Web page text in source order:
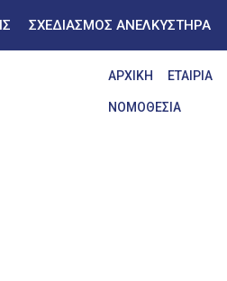
ΣΧΕΔΙΑΣΜΟΣ ΑΝΕΛΚΥΣΤΗΡΑ
ΑΡΧΙΚΗ ΕΤΑΙΡΙΑ
ΝΟΜΟΘΕΣΙΑ